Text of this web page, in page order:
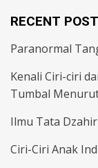
RECENT
Paranormal
Kenali Ciri-ciri
Tumbal
Ilmu Tata
Ciri-Ciri Anak